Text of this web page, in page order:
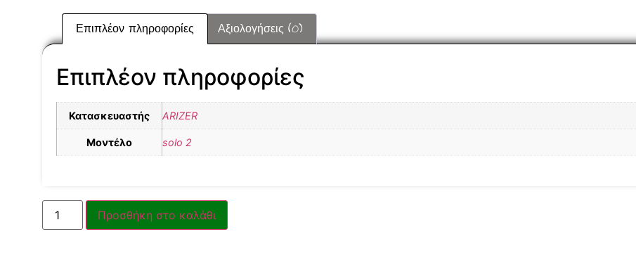
Επιπλέον πληροφορίες Αξιολογήσεις (0)
Επιπλέον πληροφορίες
Κατασκευαστής ARIZER
Μοντέλο solo 2
Προσθήκη στο καλάθι